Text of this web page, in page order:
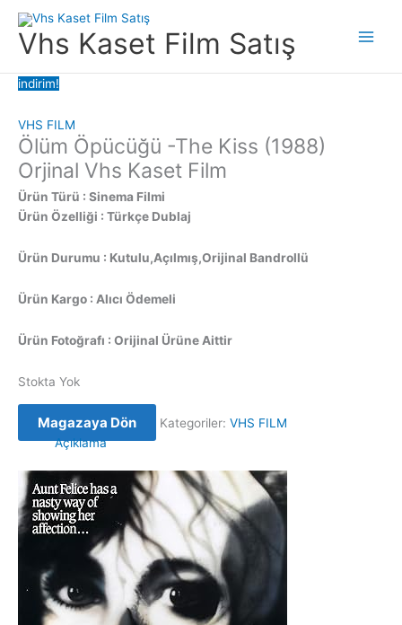
atlaVhs Kaset Film Satış
indirim!
VHS FILM
Ölüm Öpücüğü -The Kiss (1988)
Orjinal Vhs Kaset Film
Ürün Türü : Sinema Filmi
Ürün Özelliği : Türkçe Dublaj
Ürün Durumu : Kutulu,Açılmış,Orijinal Bandrollü
Ürün Kargo : Alıcı Ödemeli
Ürün Fotoğrafı : Orijinal Ürüne Aittir
Stokta Yok
Magazaya Dön Kategoriler: VHS FILM
Açıklama